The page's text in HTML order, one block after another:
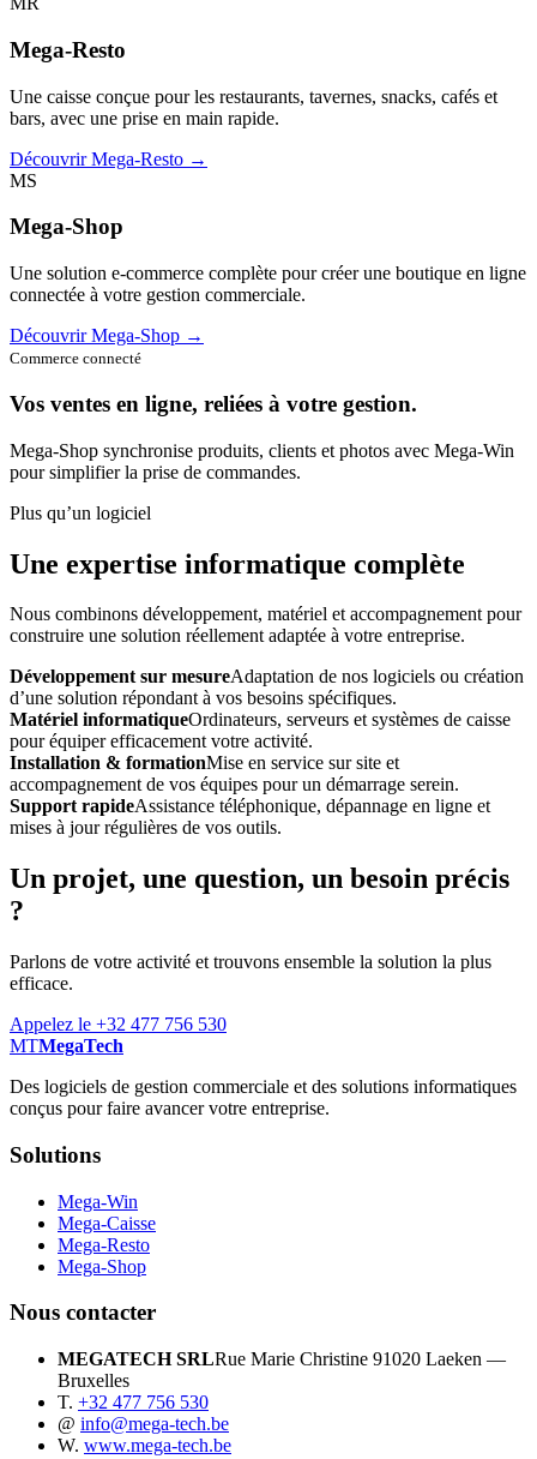
Mega-Resto
Une caisse conçue pour les restaurants, tavernes, snacks, cafés et
bars, avec une prise en main rapide.
Découvrir Mega-Resto →
MS
Mega-Shop
Une solution e-commerce complète pour créer une boutique en ligne
connectée à votre gestion commerciale.
Découvrir Mega-Shop →
Commerce connecté
Vos ventes en ligne, reliées à votre gestion.
Mega-Shop synchronise produits, clients et photos avec Mega-Win
pour simplifier la prise de commandes.
Plus qu’un logiciel
Une expertise informatique complète
Nous combinons développement, matériel et accompagnement pour
construire une solution réellement adaptée à votre entreprise.
Développement sur mesureAdaptation de nos logiciels ou création
d’une solution répondant à vos besoins spécifiques.
Matériel informatiqueOrdinateurs, serveurs et systèmes de caisse
pour équiper efficacement votre activité.
Installation & formationMise en service sur site et
accompagnement de vos équipes pour un démarrage serein.
Support rapideAssistance téléphonique, dépannage en ligne et
mises à jour régulières de vos outils.
Un projet, une question, un besoin précis
?
Parlons de votre activité et trouvons ensemble la solution la plus
efficace.
Appelez le +32 477 756 530
MTMegaTech
Des logiciels de gestion commerciale et des solutions informatiques
conçus pour faire avancer votre entreprise.
Solutions
Mega-Win
Mega-Caisse
Mega-Resto
Mega-Shop
Nous contacter
MEGATECH SRLRue Marie Christine 91020 Laeken —
Bruxelles
T. +32 477 756 530
@ info@mega-tech.be
W. www.mega-tech.be